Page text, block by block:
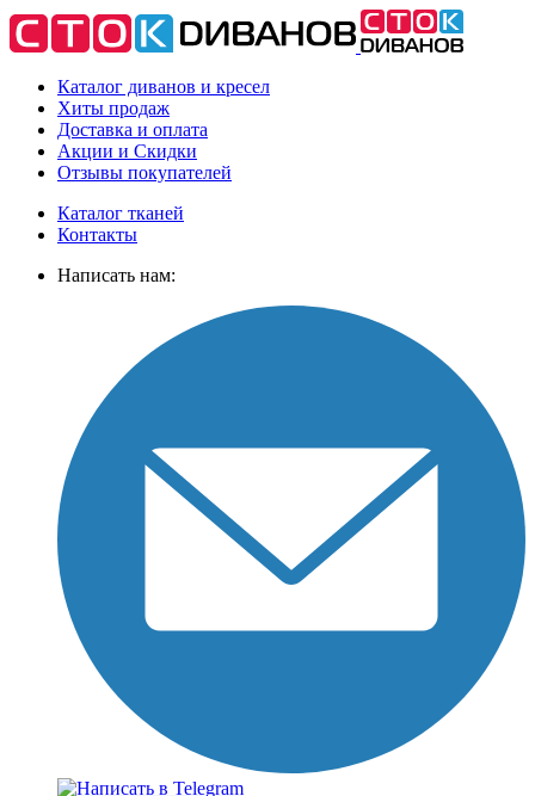
Каталог диванов и кресел
Хиты продаж
Доставка и оплата
Акции и Скидки
Отзывы покупателей
Каталог тканей
Контакты
Написать нам: